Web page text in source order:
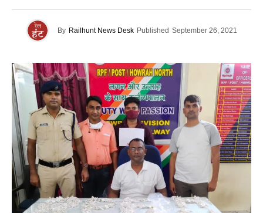
By Railhunt News Desk Published September 26, 2021